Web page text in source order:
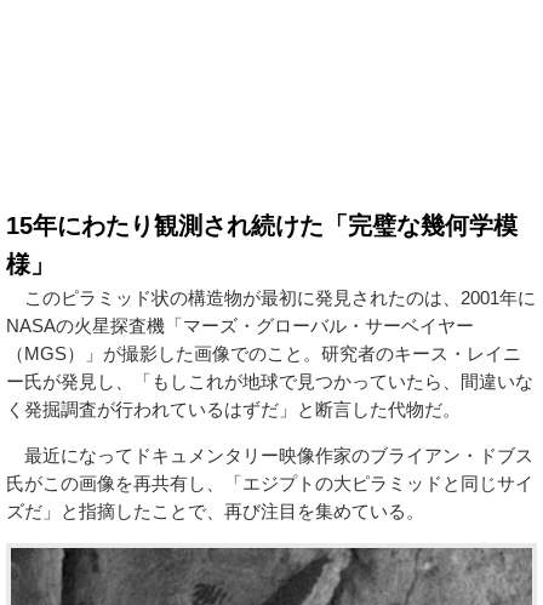
15年にわたり観測され続けた「完璧な幾何学模
様」
このピラミッド状の構造物が最初に発見されたのは、2001年に
NASAの火星探査機「マーズ・グローバル・サーベイヤー
（MGS）」が撮影した画像でのこと。研究者のキース・レイニ
ー氏が発見し、「もしこれが地球で見つかっていたら、間違いな
く発掘調査が行われているはずだ」と断言した代物だ。
最近になってドキュメンタリー映像作家のブライアン・ドブス
氏がこの画像を再共有し、「エジプトの大ピラミッドと同じサイ
ズだ」と指摘したことで、再び注目を集めている。